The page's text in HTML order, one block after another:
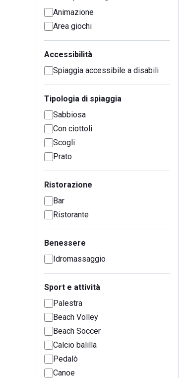
Animazione
Area giochi
Accessibilità
Spiaggia accessibile a disabili
Tipologia di spiaggia
Sabbiosa
Con ciottoli
Scogli
Prato
Ristorazione
Bar
Ristorante
Benessere
Idromassaggio
Sport e attività
Palestra
Beach Volley
Beach Soccer
Calcio balilla
Pedalò
Canoe